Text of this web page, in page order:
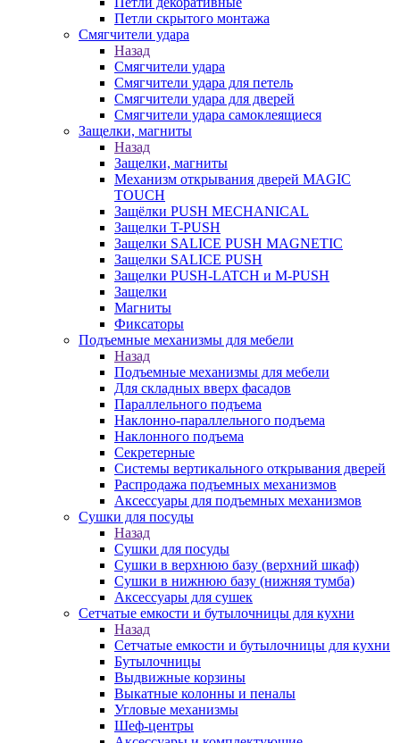
Петли скрытого монтажа
Смягчители удара
Назад
Смягчители удара
Смягчители удара для петель
Смягчители удара для дверей
Cмягчители удара самоклеящиеся
Защелки, магниты
Назад
Защелки, магниты
Механизм открывания дверей MAGIC
TOUCH
Защёлки PUSH MECHANICAL
Защелки T-PUSH
Защелки SALICE PUSH MAGNETIC
Защелки SALICE PUSH
Защелки PUSH-LATCH и M-PUSH
Защелки
Магниты
Фиксаторы
Подъемные механизмы для мебели
Назад
Подъемные механизмы для мебели
Для складных вверх фасадов
Параллельного подъема
Наклонно-параллельного подъема
Наклонного подъема
Секретерные
Системы вертикального открывания дверей
Распродажа подъемных механизмов
Аксессуары для подъемных механизмов
Сушки для посуды
Назад
Сушки для посуды
Сушки в верхнюю базу (верхний шкаф)
Сушки в нижнюю базу (нижняя тумба)
Аксессуары для сушек
Сетчатые емкости и бутылочницы для кухни
Назад
Сетчатые емкости и бутылочницы для кухни
Бутылочницы
Выдвижные корзины
Выкатные колонны и пеналы
Угловые механизмы
Шеф-центры